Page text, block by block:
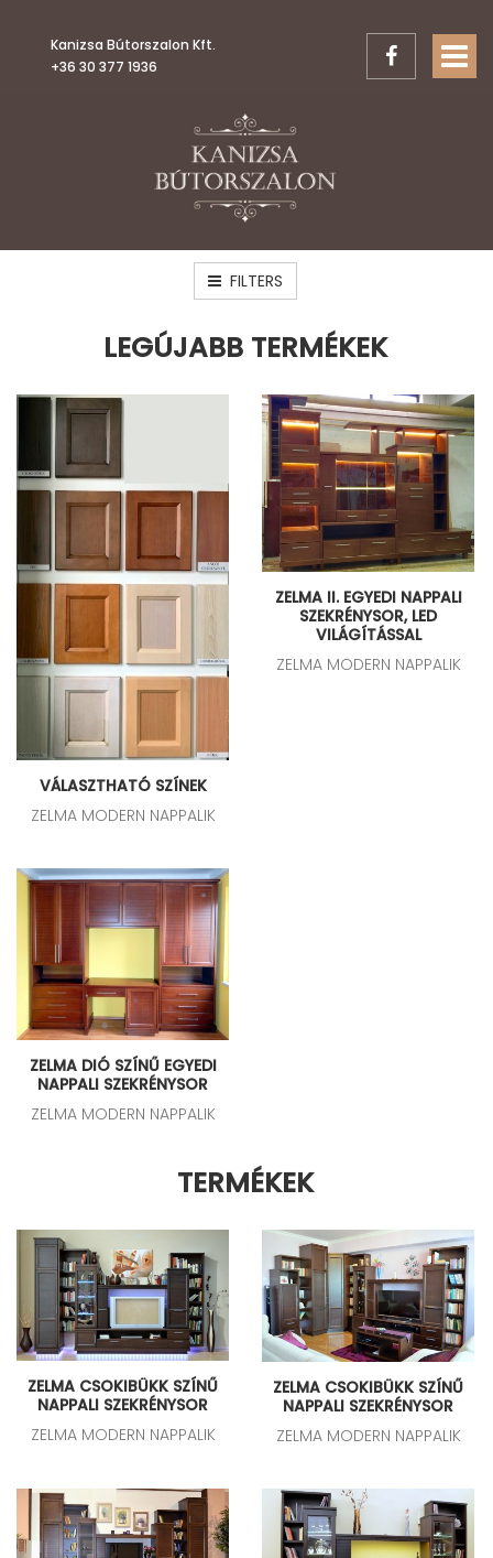
Kanizsa Bútorszalon Kft.
+36 30 377 1936
FILTERS
LEGÚJABB TERMÉKEK
VÁLASZTHATÓ SZÍNEK
ZELMA MODERN NAPPALIK
ZELMA II. EGYEDI NAPPALI
SZEKRÉNYSOR, LED
VILÁGÍTÁSSAL
ZELMA MODERN NAPPALIK
ZELMA DIÓ SZÍNŰ EGYEDI
NAPPALI SZEKRÉNYSOR
ZELMA MODERN NAPPALIK
TERMÉKEK
ZELMA CSOKIBÜKK SZÍNŰ
NAPPALI SZEKRÉNYSOR
ZELMA MODERN NAPPALIK
ZELMA CSOKIBÜKK SZÍNŰ
NAPPALI SZEKRÉNYSOR
ZELMA MODERN NAPPALIK